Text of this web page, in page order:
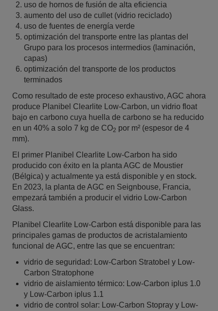
uso de hornos de fusión de alta eficiencia
aumento del uso de cullet (vidrio reciclado)
uso de fuentes de energía verde
optimización del transporte entre las plantas del
Grupo para los procesos intermedios (laminación,
capas)
optimización del transporte de los productos
terminados
Como resultado de este proceso exhaustivo, AGC ahora
produce Planibel Clearlite Low-Carbon, un vidrio float
bajo en carbono cuya huella de carbono se ha reducido
en un 40% a solo 7 kg de CO2 por m² (espesor de 4
mm).
El primer Planibel Clearlite Low-Carbon ha sido
producido con éxito en la planta AGC de Moustier
(Bélgica) y actualmente ya está disponible y en stock.
En 2023, la planta de AGC en Seignbouse, Francia,
empezará también a producir el vidrio Low-Carbon
Glass.
Planibel Clearlite Low-Carbon está disponible para las
principales gamas de productos de acristalamiento
funcional de AGC, entre las que se encuentran:
vidrio de seguridad: Low-Carbon Stratobel y Low-
Carbon Stratophone
vidrio de aislamiento térmico: Low-Carbon iplus 1.0
y Low-Carbon iplus 1.1
vidrio de control solar: Low-Carbon Stopray y Low-